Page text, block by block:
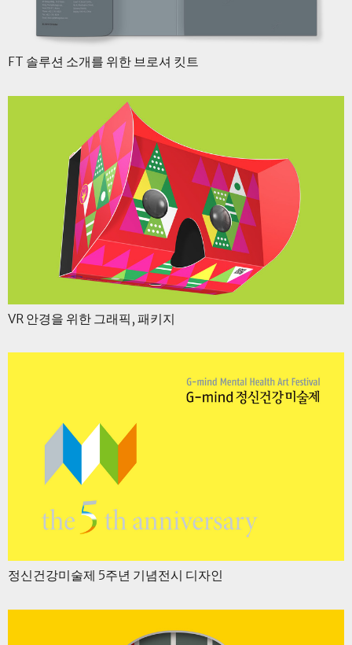
FT 솔루션 소개를 위한 브로셔 킷트
VR 안경을 위한 그래픽, 패키지
정신건강미술제 5주년 기념전시 디자인